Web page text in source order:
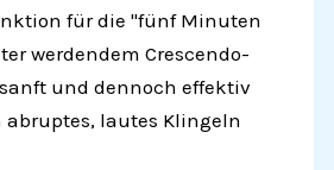
für die "fünf Minuten
werdendem Crescendo-
und dennoch effektiv
abruptes, lautes Klingeln